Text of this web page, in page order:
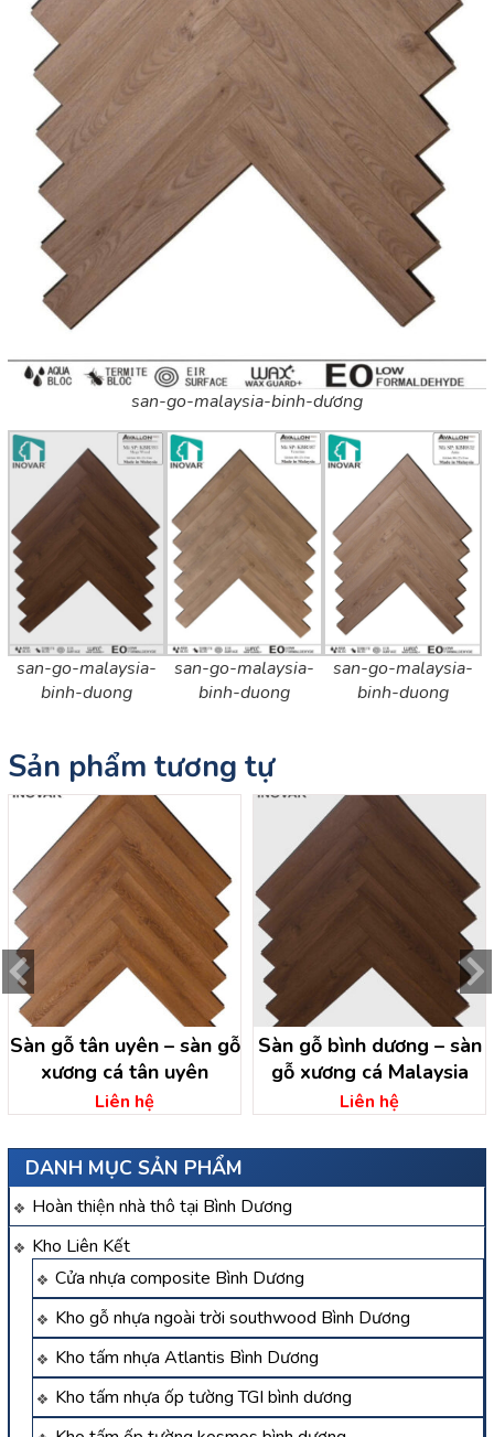
DANH MỤC SẢN PHẨM
Hoàn thiện nhà thô tại Bình Dương
Kho Liên Kết
Cửa nhựa composite Bình Dương
Kho gỗ nhựa ngoài trời southwood Bình Dương
Kho tấm nhựa Atlantis Bình Dương
Kho tấm nhựa ốp tường TGI bình dương
san-go-malaysia-binh-dương
san-go-malaysia-
binh-duong
san-go-malaysia-
binh-duong
san-go-malaysia-
binh-duong
Sản phẩm tương tự
Sàn gỗ tân uyên – sàn gỗ
xương cá tân uyên
Liên hệ
Sàn gỗ bình dương – sàn
gỗ xương cá Malaysia
Liên hệ